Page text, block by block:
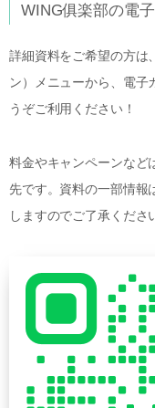
WING俱楽部の電
詳細資料をご希望の方は
ン）メニューから、電子
うぞご利用ください！
料金やキャンペーンなど
先です。資料の一部情報
しますのでご了承くださ